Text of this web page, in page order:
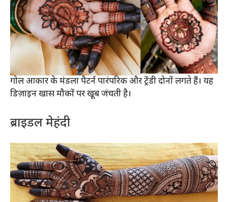
गोल आकार के मंडला पैटर्न पारंपरिक और ट्रेंडी दोनों लगते हैं। यह
डिज़ाइन खास मौकों पर खूब जंचती है।
ब्राइडल मेहंदी